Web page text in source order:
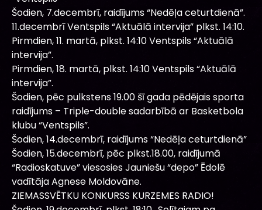
Šodien, 7.decembrī, raidījums “Nedēļa ceturtdienā”.
11.decembrī Ventspils “Aktuālā intervija” plkst. 14:10.
Pirmdien, 11. martā, plkst. 14:10 Ventspils “Aktuālā
intervija”.
Pirmdien, 18. martā, plkst. 14:10 Ventspils “Aktuālā
intervija”.
Šodien, pēc pulkstens 19.00 šī gada pēdējais sporta
raidījums – Triple-double sadarbībā ar Basketbola
klubu “Ventspils”.
Šodien, 14.decembrī, raidījums “Nedēļa ceturtdienā”
Šodien, 15.decembrī, pēc plkst.18.00, raidījumā
“Radioskatuve” viesosies Jauniešu “depo” Ēdolē
vadītāja Agnese Moldovāne.
ZIEMASSVĒTKU KONKURSS KURZEMES RADIO!